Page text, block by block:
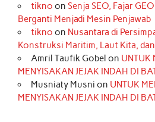
tikno on Senja SEO, Fajar
Berganti Menjadi Mesin Penjawab
tikno on Nusantara di
Konstruksi Maritim, Laut Kita,
Amril Taufik Gobel on UNTUK
MENYISAKAN JEJAK INDAH DI
Musniaty Musni on UNTUK
MENYISAKAN JEJAK INDAH DI